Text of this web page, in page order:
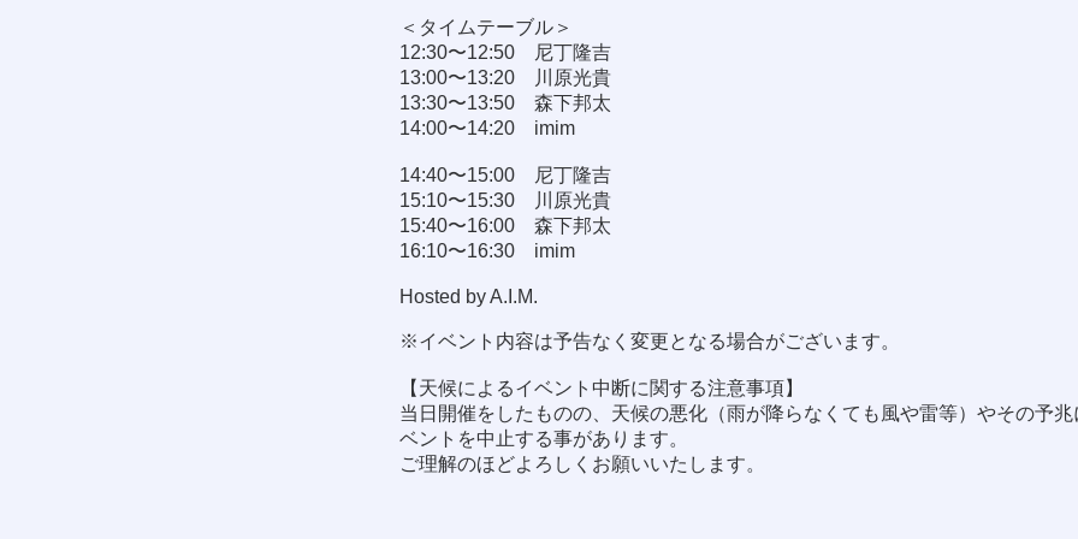
＜タイムテーブル＞
12:30〜12:50 尼丁隆吉
13:00〜13:20 川原光貴
13:30〜13:50 森下邦太
14:00〜14:20 imim
14:40〜15:00 尼丁隆吉
15:10〜15:30 川原光貴
15:40〜16:00 森下邦太
16:10〜16:30 imim
Hosted by A.I.M.
※イベント内容は予告なく変更となる場合がございます。
【天候によるイベント中断に関する注意事項】
当日開催をしたものの、天候の悪化（雨が降らなくても風や雷等）やその予兆
ベントを中止する事があります。
ご理解のほどよろしくお願いいたします。